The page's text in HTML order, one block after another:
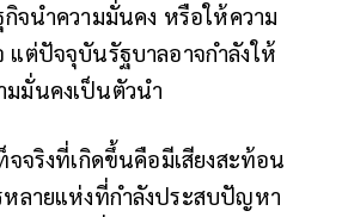
กิจนำความมั่นคง หรือให้ความ
แต่ปัจจุบันรัฐบาลอาจกำลังให้
มมั่นคงเป็นตัวนำ
จจริงที่เกิดขึ้นคือมีเสียงสะท้อน
หลายแห่งที่กำลังประสบปัญหา